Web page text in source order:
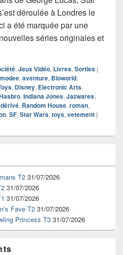
déroulée à Londres le
a été marquée par une
séries originales et
, Jeux Vidéo, Livres, Sorties |
, aventure, Bioworld,
, Disney, Electronic Arts,
, Indiana Jones, Jazwares,
, Random House, roman,
, SF, Star Wars, toys, vetement |
T2 31/07/2026
31/07/2026
31/07/2026
Fave T2 31/07/2026
Princess T3 31/07/2026